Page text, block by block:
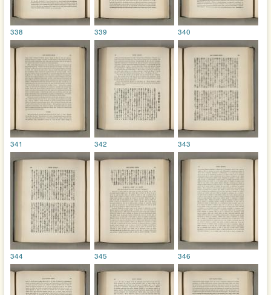
338 339 340
341 342 343
344 345 346